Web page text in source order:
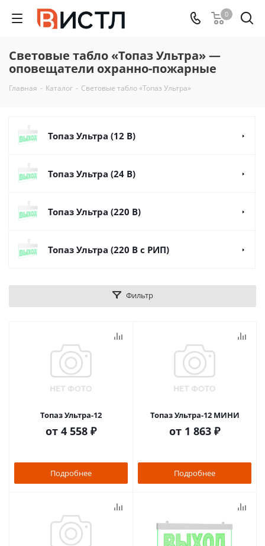
0
Световые табло «Топаз Ультра» —
оповещатели охранно-пожарные
Главная - Каталог - Световые табло «Топаз Ультра»
Топаз Ультра (12 В)
Топаз Ультра (24 В)
Топаз Ультра (220 В)
Топаз Ультра (220 В с РИП)
Фильтр
Топаз Ультра-12
от 4 558 ₽
Подробнее
Топаз Ультра-12 МИНИ
от 1 863 ₽
Подробнее